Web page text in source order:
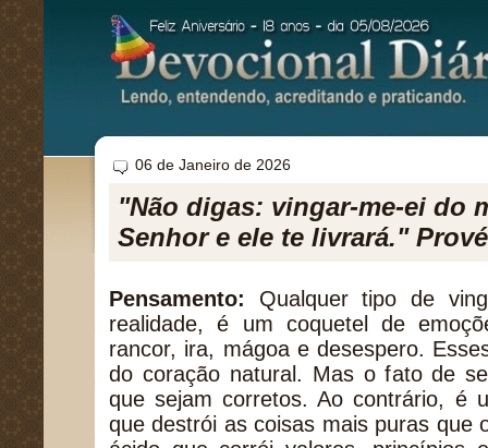
06 de Janeiro de 2026
"Não digas: vingar-me-ei do
Senhor e ele te livrará."
Pensamento: Qualquer tipo de
realidade, é um coquetel de
rancor, ira, mágoa e desespero.
do coração natural. Mas o fato de
que sejam corretos. Ao contrário, é
que destrói as coisas mais puras que